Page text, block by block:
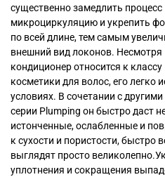
существенно замедлить
микроциркуляцию и укрепить
по всей длине, тем самым
внешний вид локонов. Несмотря
кондиционер относится к
косметики для волос, его легко
условиях. В сочетании с
серии Plumping он быстро даст
истонченные, ослабленные и
к сухости и пористости, быстро
выглядят просто
уплотнения и сокращения